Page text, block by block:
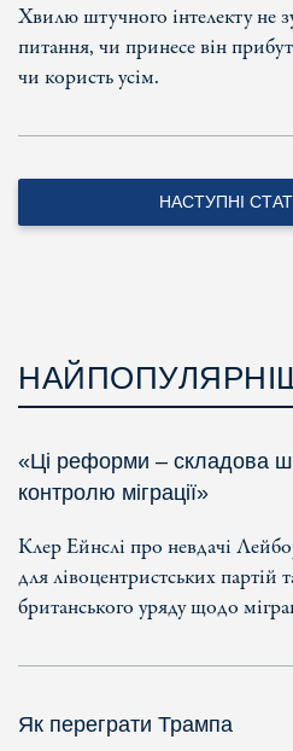
Хвилю штучного інтелекту не
питання, чи принесе він
чи користь усім.
НАСТУПНІ
«Ці реформи – складова
контролю міграції»
Клер Ейнслі про невдачі
для лівоцентристських партій
британського уряду щодо
Як переграти Трампа